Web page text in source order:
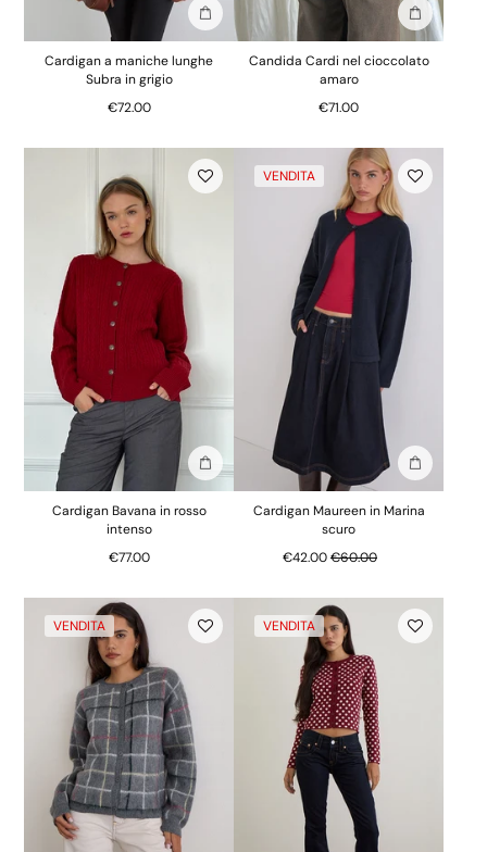
Aggiungi alla borsa
Cardigan a maniche lunghe
Subra in grigio
€72.00
Aggiungi
Candida Cardi nel cioccolato
amaro
€71.00
Aggiungi alla borsa
Cardigan Bavana in rosso
intenso
€77.00
VENDITA
Aggiungi
Cardigan Maureen in Marina
scuro
€42.00Prezzo normale
€60.00
VENDITA VENDITA